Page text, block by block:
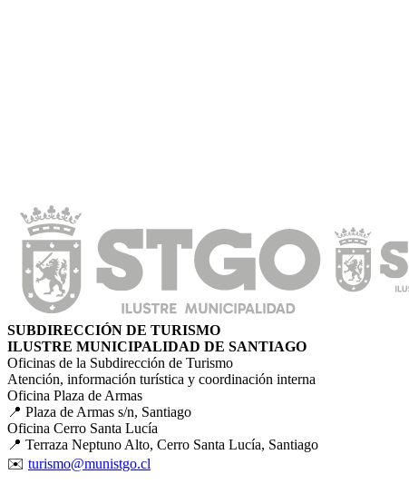
SUBDIRECCIÓN DE TURISMO
ILUSTRE MUNICIPALIDAD DE SANTIAGO
Oficinas de la Subdirección de Turismo
Atención, información turística y coordinación interna
Oficina Plaza de Armas
📍 Plaza de Armas s/n, Santiago
Oficina Cerro Santa Lucía
📍 Terraza Neptuno Alto, Cerro Santa Lucía, Santiago
✉️ turismo@munistgo.cl